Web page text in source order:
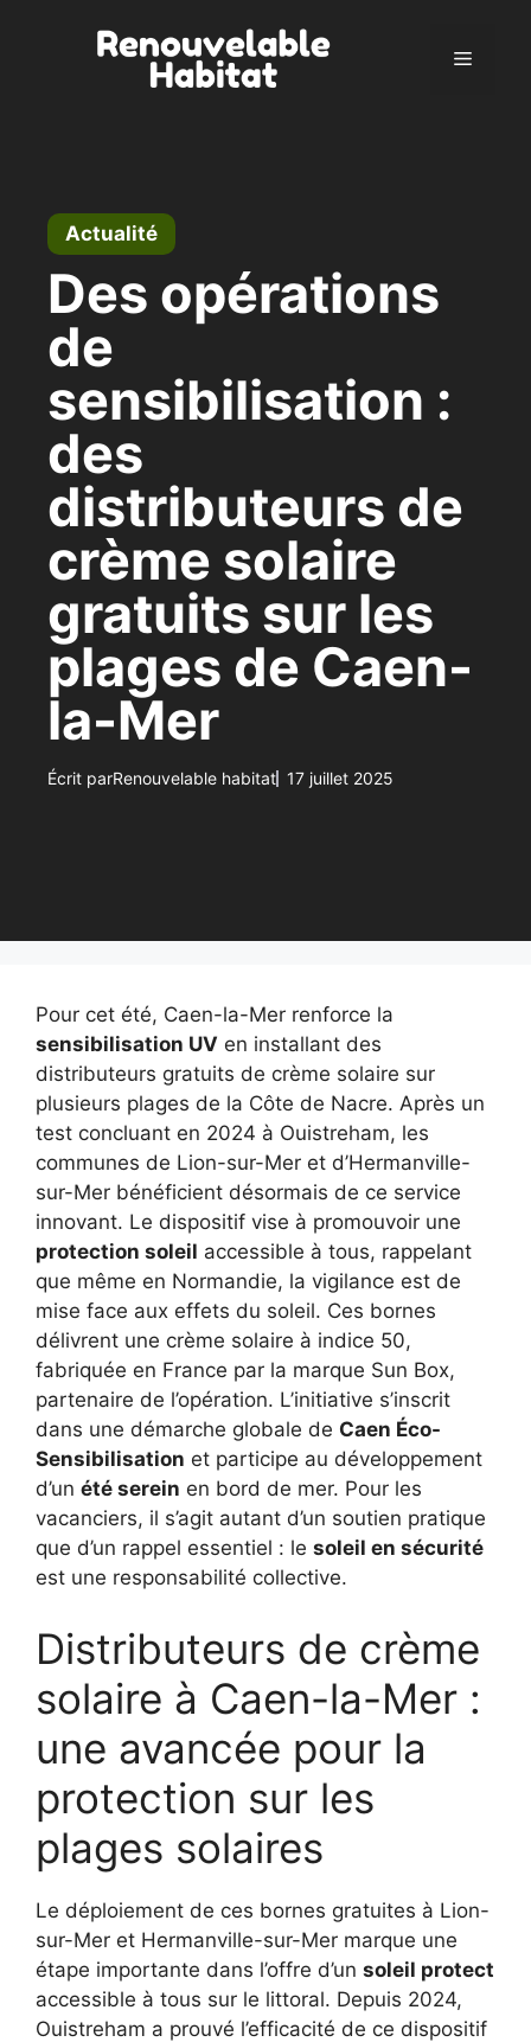
Menu
Actualité
Des opérations
de
sensibilisation :
des
distributeurs de
crème solaire
gratuits sur les
plages de Caen-
la-Mer
Écrit parRenouvelable habitat 17 juillet 2025
Pour cet été, Caen-la-Mer renforce la
sensibilisation UV en installant des
distributeurs gratuits de crème solaire sur
plusieurs plages de la Côte de Nacre. Après un
test concluant en 2024 à Ouistreham, les
communes de Lion-sur-Mer et d’Hermanville-
sur-Mer bénéficient désormais de ce service
innovant. Le dispositif vise à promouvoir une
protection soleil accessible à tous, rappelant
que même en Normandie, la vigilance est de
mise face aux effets du soleil. Ces bornes
délivrent une crème solaire à indice 50,
fabriquée en France par la marque Sun Box,
partenaire de l’opération. L’initiative s’inscrit
dans une démarche globale de Caen Éco-
Sensibilisation et participe au développement
d’un été serein en bord de mer. Pour les
vacanciers, il s’agit autant d’un soutien pratique
que d’un rappel essentiel : le soleil en sécurité
est une responsabilité collective.
Distributeurs de crème
solaire à Caen-la-Mer :
une avancée pour la
protection sur les
plages solaires
Le déploiement de ces bornes gratuites à Lion-
sur-Mer et Hermanville-sur-Mer marque une
étape importante dans l’offre d’un soleil protect
accessible à tous sur le littoral. Depuis 2024,
Ouistreham a prouvé l’efficacité de ce dispositif